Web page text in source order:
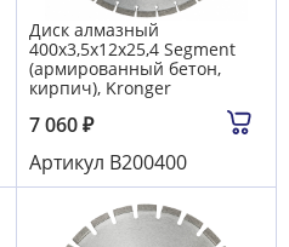
Диск алмазный
400x3,5х12х25,4 Segment
(армированный бетон,
кирпич), Kronger
7 060₽
Артикул B200400